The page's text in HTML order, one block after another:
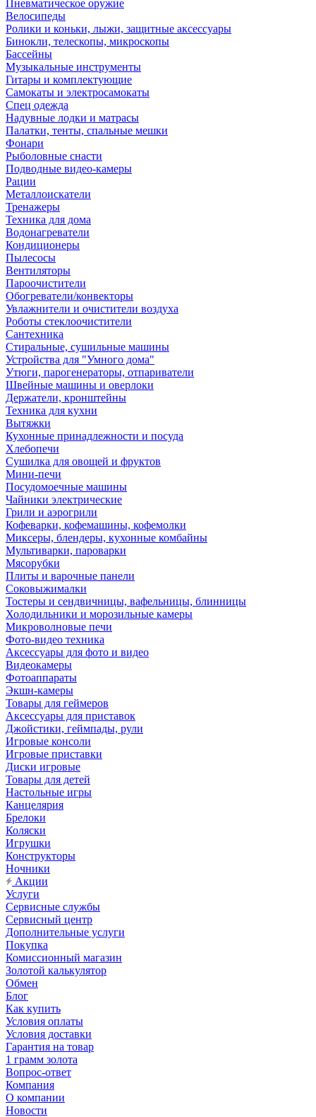
Пневматическое оружие
Велосипеды
Ролики и коньки, лыжи, защитные аксессуары
Бинокли, телескопы, микроскопы
Бассейны
Музыкальные инструменты
Гитары и комплектующие
Самокаты и электросамокаты
Спец одежда
Надувные лодки и матрасы
Палатки, тенты, спальные мешки
Фонари
Рыболовные снасти
Подводные видео-камеры
Рации
Металлоискатели
Тренажеры
Техника для дома
Водонагреватели
Кондиционеры
Пылесосы
Вентиляторы
Пароочистители
Обогреватели/конвекторы
Увлажнители и очистители воздуха
Роботы стеклоочистители
Сантехника
Стиральные, сушильные машины
Устройства для "Умного дома"
Утюги, парогенераторы, отпариватели
Швейные машины и оверлоки
Держатели, кронштейны
Техника для кухни
Вытяжки
Кухонные принадлежности и посуда
Хлебопечи
Сушилка для овощей и фруктов
Мини-печи
Посудомоечные машины
Чайники электрические
Грили и аэрогрили
Кофеварки, кофемашины, кофемолки
Миксеры, блендеры, кухонные комбайны
Мультиварки, пароварки
Мясорубки
Плиты и варочные панели
Соковыжималки
Тостеры и сендвичницы, вафельницы, блинницы
Холодильники и морозильные камеры
Микроволновые печи
Фото-видео техника
Аксессуары для фото и видео
Видеокамеры
Фотоаппараты
Экшн-камеры
Товары для геймеров
Аксессуары для приставок
Джойстики, геймпады, рули
Игровые консоли
Игровые приставки
Диски игровые
Товары для детей
Настольные игры
Канцелярия
Брелоки
Коляски
Игрушки
Конструкторы
Ночники
Акции
Услуги
Сервисные службы
Сервисный центр
Дополнительные услуги
Покупка
Комиссионный магазин
Золотой калькулятор
Обмен
Блог
Как купить
Условия оплаты
Условия доставки
Гарантия на товар
1 грамм золота
Вопрос-ответ
Компания
О компании
Новости